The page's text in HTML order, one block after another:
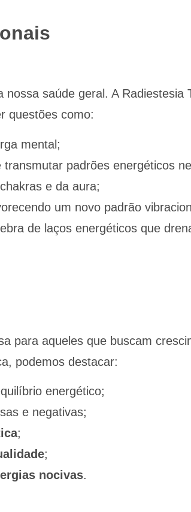
saúde geral. A
questões como:
mental;
transmutar padrões energéticos
e da aura;
um novo padrão
de laços energéticos que
para aqueles que buscam
podemos destacar:
energético;
e negativas;
;
;
nocivas.